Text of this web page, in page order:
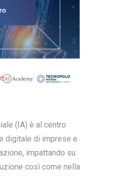
(IA) è al centro
digitale di imprese e
impattando su
così come nella